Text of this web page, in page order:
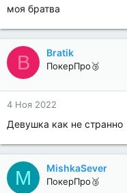
моя братва
B Bratik
ПокерПро🥉
4 Ноя 2022
Девушка как не странно
M MishkaSever
ПокерПро🥉